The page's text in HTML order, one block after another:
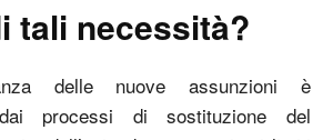
tali necessità?
delle nuove assunzioni è
processi di sostituzione del